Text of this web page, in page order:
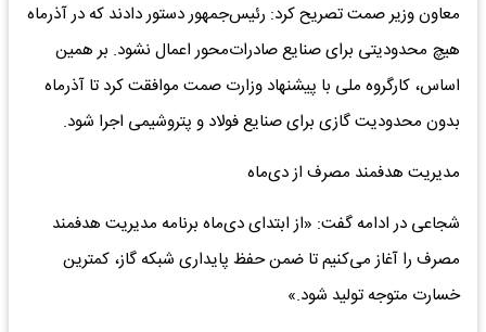
معاون وزیر صمت تصریح کرد: رئیس‌جمهور دستور دادند که در آذرماه
هیچ محدودیتی برای صنایع صادرات‌محور اعمال نشود. بر همین
اساس، کارگروه ملی با پیشنهاد وزارت صمت موافقت کرد تا آذرماه
بدون محدودیت گازی برای صنایع فولاد و پتروشیمی اجرا شود.
مدیریت هدفمند مصرف از دی‌ماه
شجاعی در ادامه گفت: «از ابتدای دی‌ماه برنامه مدیریت هدفمند
مصرف را آغاز می‌کنیم تا ضمن حفظ پایداری شبکه گاز، کمترین
خسارت متوجه تولید شود.»